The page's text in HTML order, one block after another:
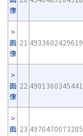
像
画
像
21 4933602429619
画
像
22 4901360345441
画 23 4970470073285